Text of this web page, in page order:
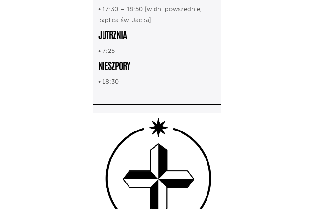
• 17:30 – 18:50 [w dni powszednie,
kaplica św. Jacka]
JUTRZNIA
• 7:25
NIESZPORY
• 18:30